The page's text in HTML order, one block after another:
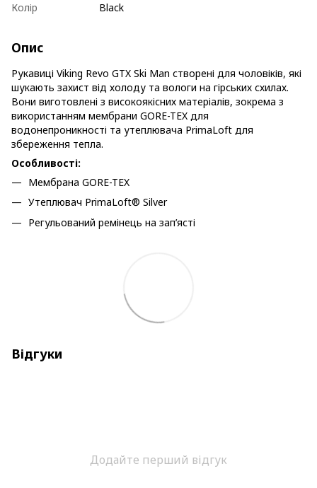
Колір
Black
Опис
Рукавиці Viking Revo GTX Ski Man створені для чоловіків, які
шукають захист від холоду та вологи на гірських схилах.
Вони виготовлені з високоякісних матеріалів, зокрема з
використанням мембрани GORE-TEX для
водонепроникності та утеплювача PrimaLoft для
збереження тепла.
Особливості:
Мембрана GORE-TEX
Утеплювач PrimaLoft® Silver
Регульований ремінець на зап’ясті
Відгуки
Додайте перший відгук